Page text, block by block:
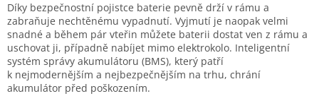
Díky bezpečnostní pojistce baterie pevně drží v rámu a
zabraňuje nechtěnému vypadnutí. Vyjmutí je naopak velmi
snadné a během pár vteřin můžete baterii dostat ven z rámu a
uschovat ji, případně nabíjet mimo elektrokolo. Inteligentní
systém správy akumulátoru (BMS), který patří
k nejmodernějším a nejbezpečnějším na trhu, chrání
akumulátor před poškozením.